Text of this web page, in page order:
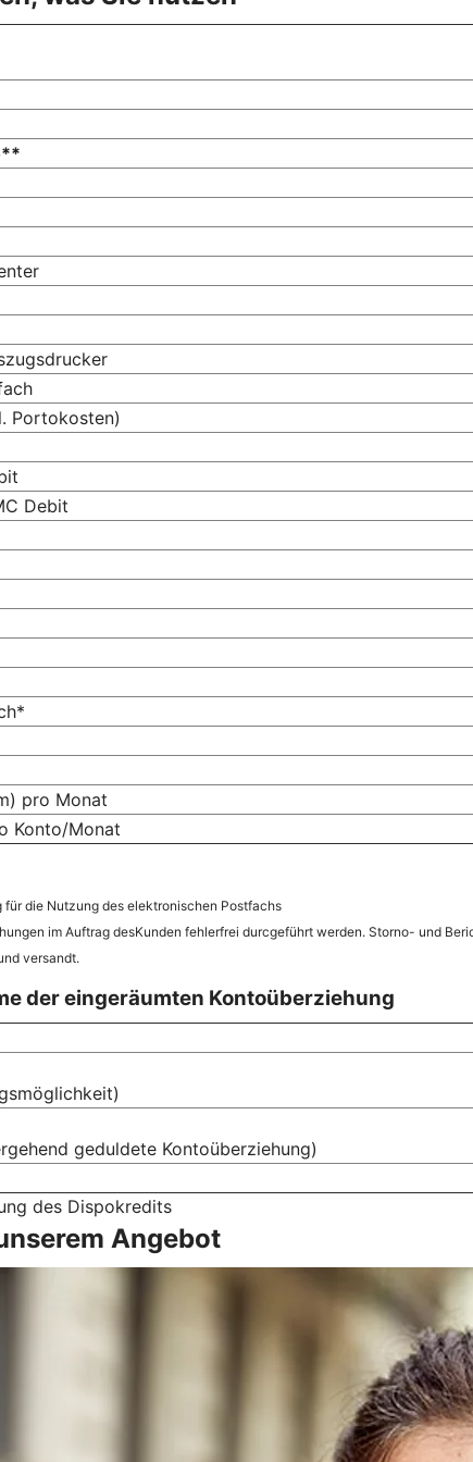
Portokosten)
Debit
pro Monat
Konto/Monat
die Nutzung des elektronischen Postfachs
im Auftrag desKunden fehlerfrei durcgeführt werden. Storno- und
versandt.
der eingeräumten Kontoüberziehung
geduldete Kontoüberziehung)
des Dispokredits
Angebot